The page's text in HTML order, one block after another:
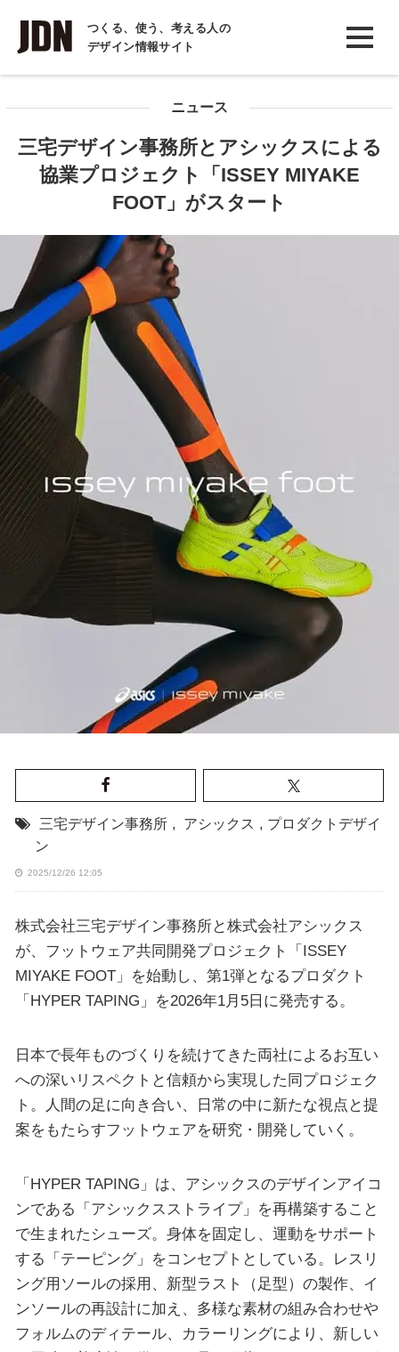
つくる、使う、考える人の
デザイン情報サイト
INTERVIEW
インタビュー
COLUMN
ニュース
三宅デザイン事務所とアシックスによる
協業プロジェクト「ISSEY MIYAKE
FOOT」がスタート
三宅デザイン事務所 , アシックス , プロダクトデザイ
ン
2025/12/26 12:05
株式会社三宅デザイン事務所と株式会社アシックス
が、フットウェア共同開発プロジェクト「ISSEY
MIYAKE FOOT」を始動し、第1弾となるプロダクト
「HYPER TAPING」を2026年1月5日に発売する。
日本で長年ものづくりを続けてきた両社によるお互い
への深いリスペクトと信頼から実現した同プロジェク
ト。人間の足に向き合い、日常の中に新たな視点と提
案をもたらすフットウェアを研究・開発していく。
「HYPER TAPING」は、アシックスのデザインアイコ
ンである「アシックスストライプ」を再構築すること
で生まれたシューズ。身体を固定し、運動をサポート
する「テーピング」をコンセプトとしている。レスリ
ング用ソールの採用、新型ラスト（足型）の製作、イ
ンソールの再設計に加え、多様な素材の組み合わせや
フォルムのディテール、カラーリングにより、新しい